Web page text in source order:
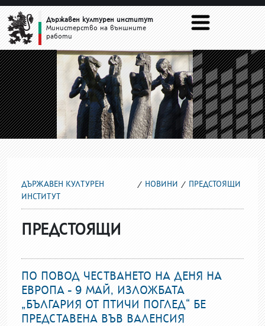
ПРЕДСТОЯЩИ
Държавен културен институт
Министерство на външните
работи
ДЪРЖАВЕН КУЛТУРЕН
ИНСТИТУТ
НОВИНИ ПРЕДСТОЯЩИ
ПРЕДСТОЯЩИ
ПО ПОВОД ЧЕСТВАНЕТО НА ДЕНЯ НА
ЕВРОПА - 9 МАЙ, ИЗЛОЖБАТА
„БЪЛГАРИЯ ОТ ПТИЧИ ПОГЛЕД“ БЕ
ПРЕДСТАВЕНА ВЪВ ВАЛЕНСИЯ